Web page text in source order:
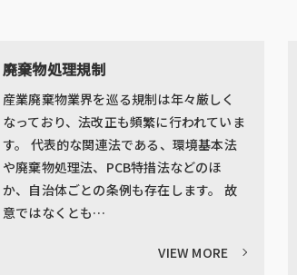
廃棄物処理規制
産業廃棄物業界を巡る規制は年々厳しく
なっており、法改正も頻繁に行われていま
す。 代表的な関連法である、環境基本法
や廃棄物処理法、PCB特措法などのほ
か、自治体ごとの条例も存在します。 故
意ではなくとも…
VIEW MORE